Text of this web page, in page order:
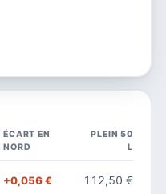
ÉCART EN
NORD
PLEIN 50
L
+0,056 € 112,50 €